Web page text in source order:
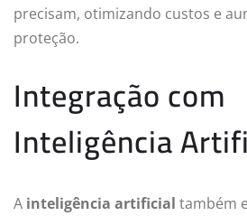
precisam, otimizando custos e
proteção.
Integração com
Inteligência
A inteligência artificial também